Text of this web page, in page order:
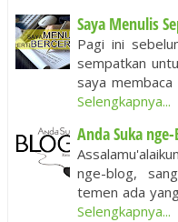
Saya Menulis
Pagi ini
sempatkan
saya
Selengkapnya...
Anda Suka
nge-blog,
temen ada
Selengkapnya...